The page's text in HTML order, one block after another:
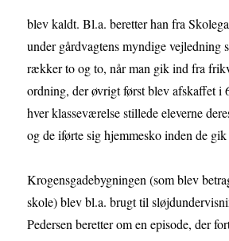
blev kaldt. Bl.a. beretter han fra
under gårdvagtens myndige vejledning
rækker to og to, når man gik ind fra
ordning, der øvrigt først blev afskaffet i
hver klasseværelse stillede eleverne
og de iførte sig hjemmesko inden de
Krogensgadebygningen (som blev
skole) blev bl.a. brugt til
Pedersen beretter om en episode, der